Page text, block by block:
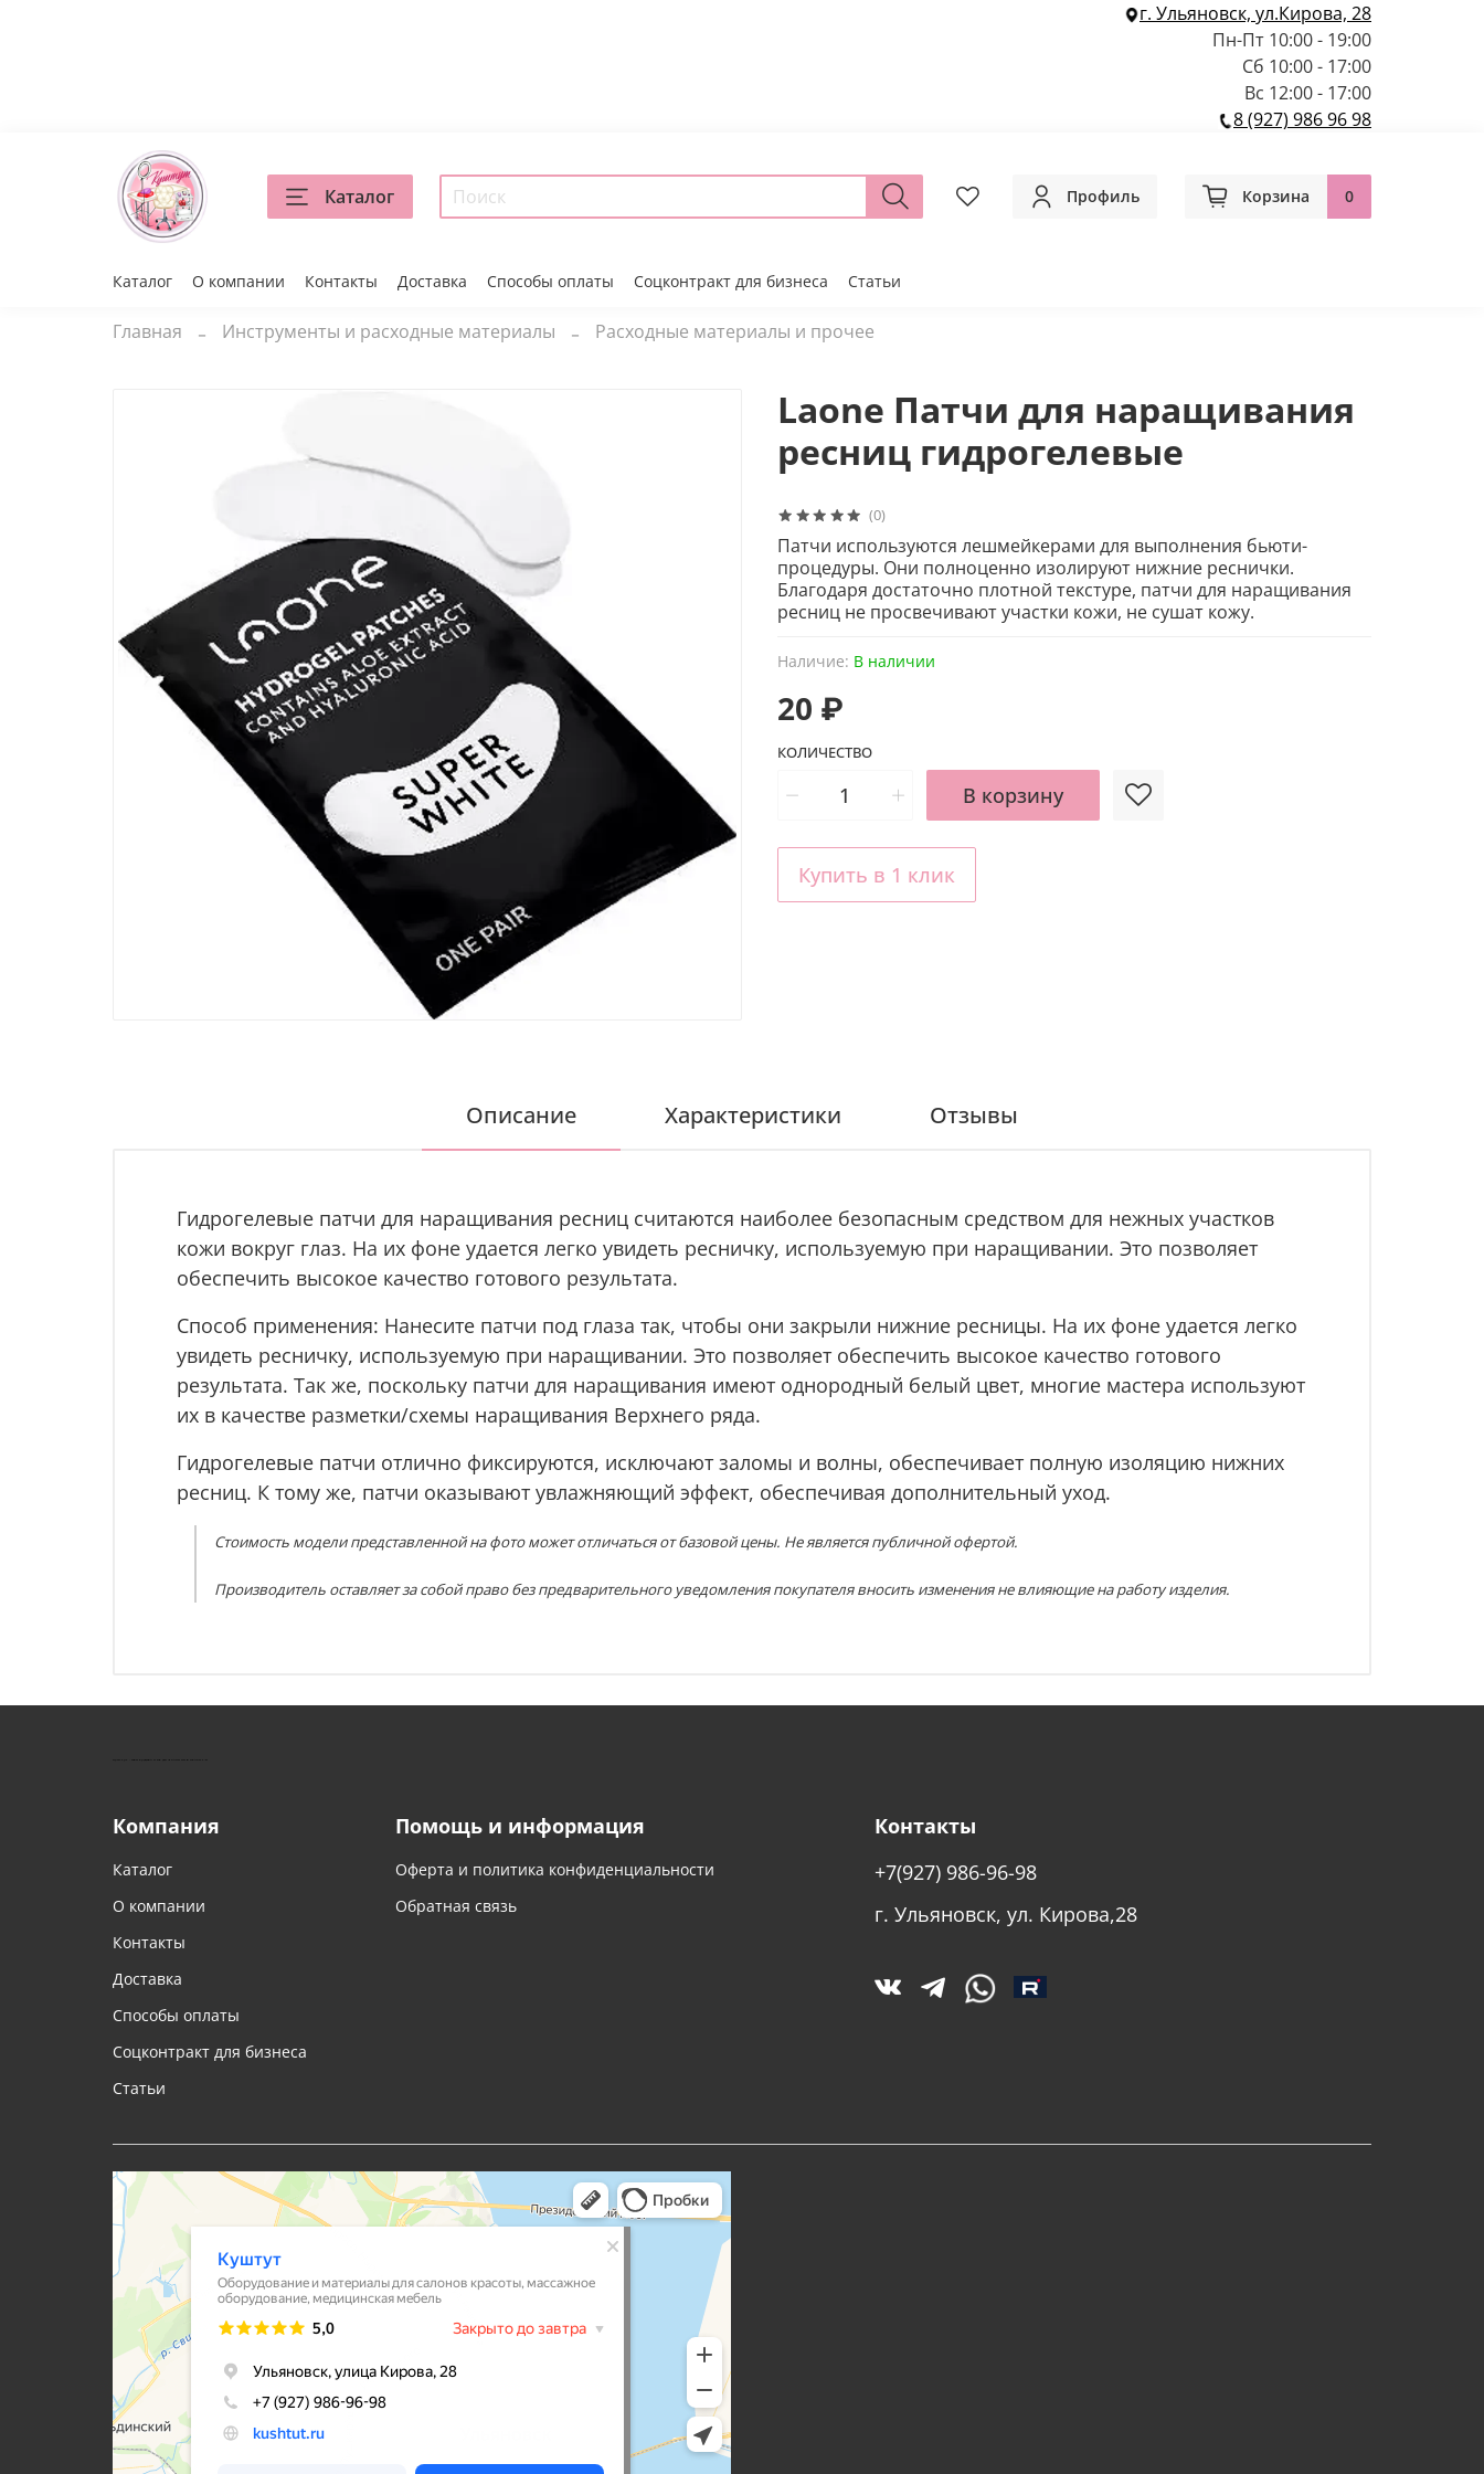
г. Ульяновск, ул.Кирова, 28
Пн-Пт 10:00 - 19:00
Сб 10:00 - 17:00
Вс 12:00 - 17:00
8 (927) 986 96 98
Каталог Профиль Корзина 0
Каталог О компании Контакты Доставка Способы оплаты Соцконтракт для бизнеса Статьи
Главная Инструменты и расходные материалы Расходные материалы и прочее
(0)
Наличие: В наличии
Laone Патчи для наращивания
ресниц гидрогелевые
20 ₽
КОЛИЧЕСТВО
В корзину
Купить в 1 клик
Патчи используются лешмейкерами для выполнения бьюти-
процедуры. Они полноценно изолируют нижние реснички.
Благодаря достаточно плотной текстуре, патчи для наращивания
ресниц не просвечивают участки кожи, не сушат кожу.
Описание Характеристики Отзывы
Гидрогелевые патчи для наращивания ресниц считаются наиболее безопасным средством для нежных участков
кожи вокруг глаз. На их фоне удается легко увидеть ресничку, используемую при наращивании. Это позволяет
обеспечить высокое качество готового результата.
Способ применения: Нанесите патчи под глаза так, чтобы они закрыли нижние ресницы. На их фоне удается легко
увидеть ресничку, используемую при наращивании. Это позволяет обеспечить высокое качество готового
результата. Так же, поскольку патчи для наращивания имеют однородный белый цвет, многие мастера используют
их в качестве разметки/схемы наращивания Верхнего ряда.
Гидрогелевые патчи отлично фиксируются, исключают заломы и волны, обеспечивает полную изоляцию нижних
ресниц. К тому же, патчи оказывают увлажняющий эффект, обеспечивая дополнительный уход.
Стоимость модели представленной на фото может отличаться от базовой цены. Не является публичной офертой.
Производитель оставляет за собой право без предварительного уведомления покупателя вносить изменения не влияющие на работу изделия.
Компания
Каталог
О компании
Контакты
Доставка
Способы оплаты
Соцконтракт для бизнеса
Статьи
Помощь и информация
Оферта и политика конфиденциальности
Обратная связь
Контакты
+7(927) 986-96-98
г. Ульяновск, ул. Кирова,28